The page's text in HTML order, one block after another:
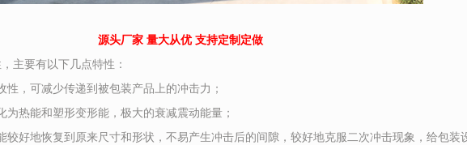
源头厂家 量大从优 支持定制定做
要有以下几点特性：
可减少传递到被包装产品上的冲击力；
能和塑形变形能，极大的衰减震动能量；
恢复到原来尺寸和形状，不易产生冲击后的间隙，较好地克服二次冲击现象，给包装